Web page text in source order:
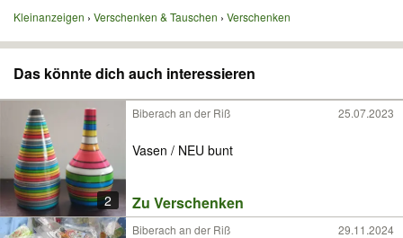
Kleinanzeigen Verschenken & Tauschen Verschenken
Das könnte dich auch interessieren
2
Biberach an der Riß 25.07.2023
Vasen / NEU bunt
Zu Verschenken
Biberach an der Riß 29.11.2024